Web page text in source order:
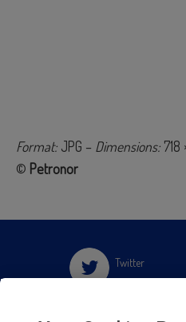
Format: JPG – Dimensions: 718
© Petronor
Twitter